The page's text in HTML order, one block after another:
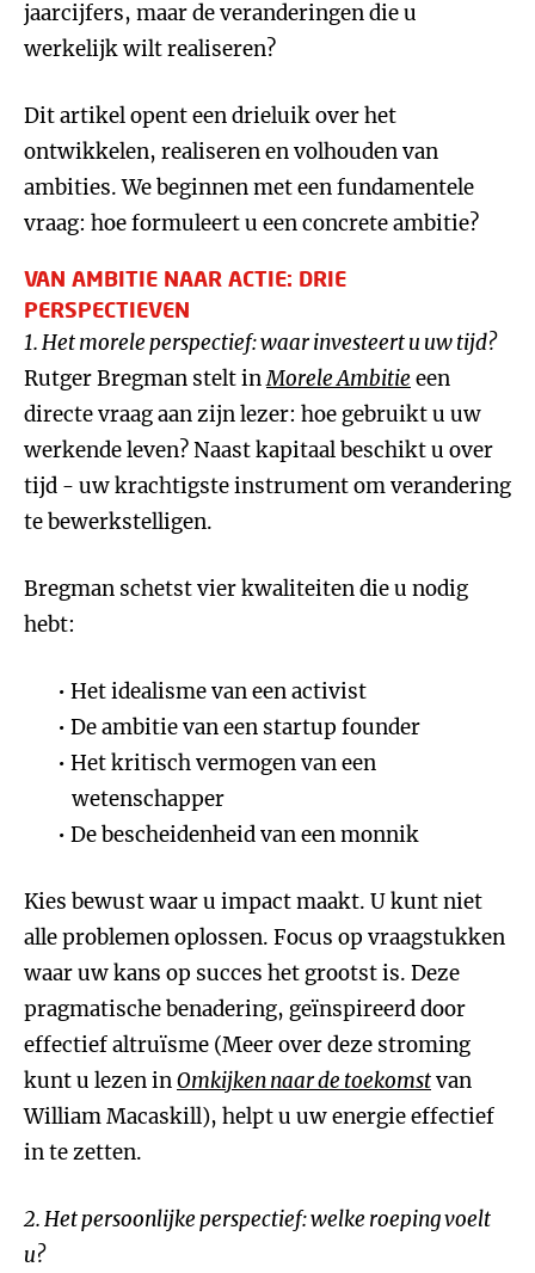
jaarcijfers, maar de veranderingen die u
werkelijk wilt realiseren?
Dit artikel opent een drieluik over het
ontwikkelen, realiseren en volhouden van
ambities. We beginnen met een fundamentele
vraag: hoe formuleert u een concrete ambitie?
VAN AMBITIE NAAR ACTIE: DRIE
PERSPECTIEVEN
1. Het morele perspectief: waar investeert u uw tijd?
Rutger Bregman stelt inMorele Ambitie een
directe vraag aan zijn lezer: hoe gebruikt u uw
werkende leven? Naast kapitaal beschikt u over
tijd - uw krachtigste instrument om verandering
te bewerkstelligen.
Bregman schetst vier kwaliteiten die u nodig
hebt:
Het idealisme van een activist
De ambitie van een startup founder
Het kritisch vermogen van een
wetenschapper
De bescheidenheid van een monnik
Kies bewust waar u impact maakt. U kunt niet
alle problemen oplossen. Focus op vraagstukken
waar uw kans op succes het grootst is. Deze
pragmatische benadering, geïnspireerd door
effectief altruïsme (Meer over deze stroming
kunt u lezen inOmkijken naar de toekomstvan
William Macaskill), helpt u uw energie effectief
in te zetten.
2. Het persoonlijke perspectief: welke roeping voelt
u?